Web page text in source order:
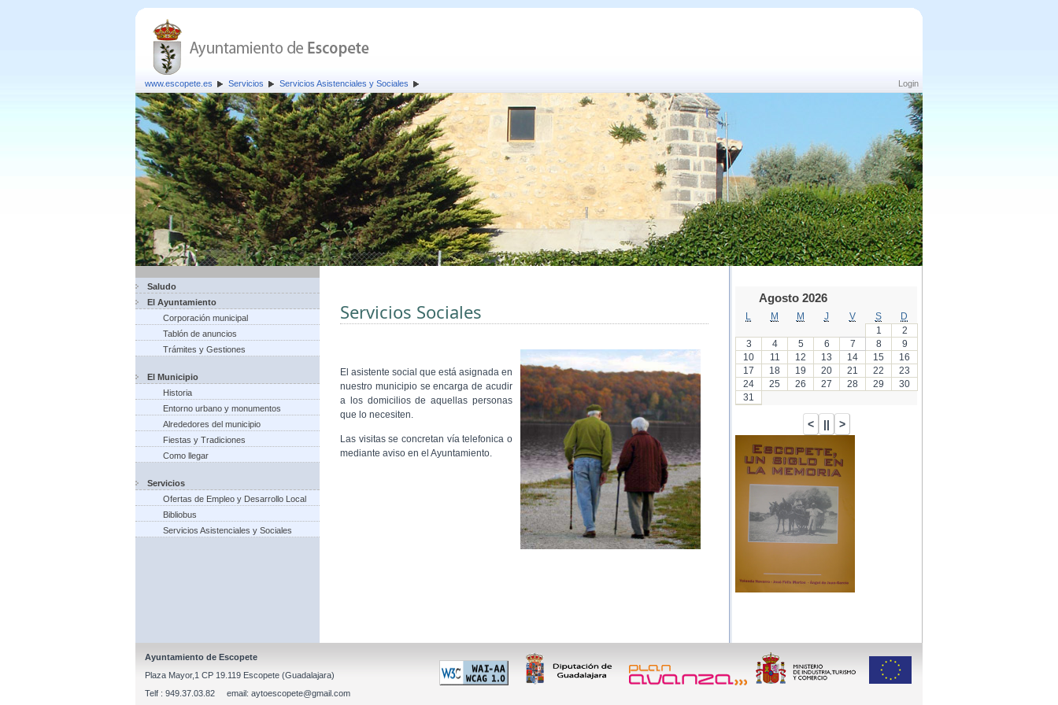
Login
www.escopete.es Servicios Servicios Asistenciales y Sociales
Saludo
El Ayuntamiento
Corporación municipal
Tablón de anuncios
Trámites y Gestiones
El Municipio
Historia
Entorno urbano y monumentos
Alrededores del municipio
Fiestas y Tradiciones
Como llegar
Servicios
Ofertas de Empleo y Desarrollo Local
Bibliobus
Servicios Asistenciales y Sociales
Servicios Sociales
El asistente social que está asignada en
nuestro municipio se encarga de acudir
a los domicilios de aquellas personas
que lo necesiten.
Las visitas se concretan vía telefonica o
mediante aviso en el Ayuntamiento.
Agosto 2026
M M J V S
D
1
2
3
4 5 6 7 8
9
10
11 12 13 14 15
16
17
18 19 20 21 22
23
24
25 26 27 28 29
30
31
Ayuntamiento de Escopete
Plaza Mayor,1 CP 19.119 Escopete (Guadalajara)
Telf : 949.37.03.82 email: aytoescopete@gmail.com